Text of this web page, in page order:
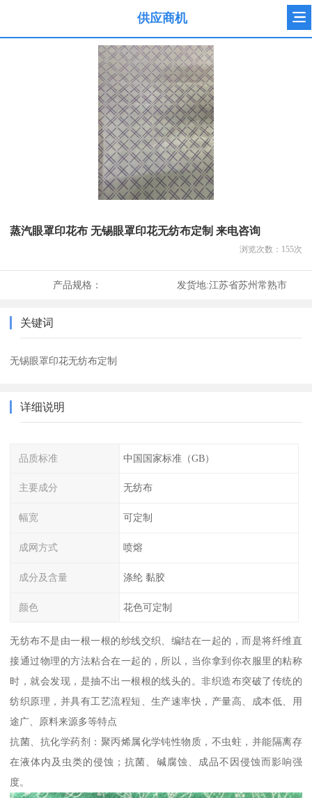
供应商机
蒸汽眼罩印花布 无锡眼罩印花无纺布定制 来电咨询
浏览次数： 155次
产品规格： 发货地:江苏省苏州常熟市
关键词
无锡眼罩印花无纺布定制
详细说明
品质标准 中国国家标准（GB）
主要成分 无纺布
幅宽 可定制
成网方式 喷熔
成分及含量 涤纶 黏胶
颜色 花色可定制
无纺布不是由一根一根的纱线交织、编结在一起的，而是将纤维直
接通过物理的方法粘合在一起的，所以，当你拿到你衣服里的粘称
时，就会发现，是抽不出一根根的线头的。非织造布突破了传统的
纺织原理，并具有工艺流程短、生产速率快，产量高、成本低、用
途广、原料来源多等特点
抗菌、抗化学药剂：聚丙烯属化学钝性物质，不虫蛀，并能隔离存
在液体内及虫类的侵蚀；抗菌、碱腐蚀、成品不因侵蚀而影响强
度。